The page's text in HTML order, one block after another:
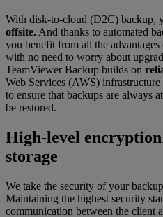
With disk-to-cloud (D2C) backup,
offsite. And thanks to automated
you benefit from all the advantages
with no need to worry about
TeamViewer Backup builds on
Web Services (AWS)
to ensure that backups are always at
be restored.
High-level encryption
storage
We take the security of your
Maintaining the highest security
communication between the client